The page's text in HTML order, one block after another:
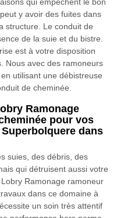
qui empêchent le bon
y avoir des fuites dans
structure. Le conduit de
de la suie et du bistre.
est à votre disposition
Nous avec des ramoneurs
utilisant une débistreuse
de cheminée.
Ramonage
pour vos
dans
suies, des débris, des
qui détruisent aussi votre
Ramonage ramoneur
dans ce domaine à
un soin très attentif